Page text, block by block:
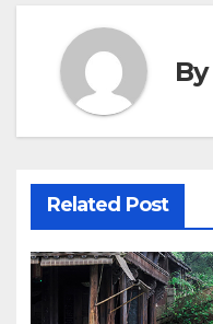
By
Related Post